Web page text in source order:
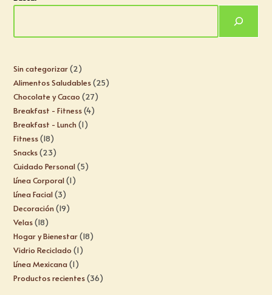
Sin categorizar 2
Alimentos Saludables 25
Chocolate y Cacao 27
Breakfast - Fitness 4
Breakfast - Lunch 1
Fitness 18
Snacks 23
Cuidado Personal 5
Línea Corporal 1
Línea Facial 3
Decoración 19
Velas 18
Hogar y Bienestar 18
Vidrio Reciclado 1
Línea Mexicana 1
Productos recientes 36